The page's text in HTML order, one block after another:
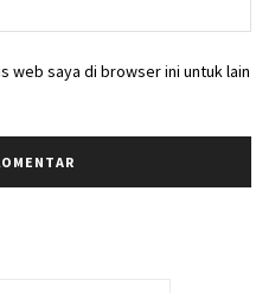
web saya di browser ini untuk lain